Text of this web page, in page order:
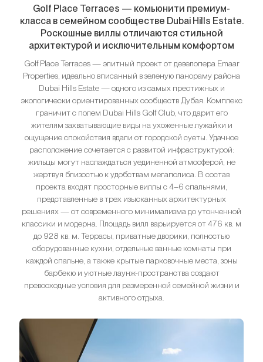
Golf Place Terraces — комьюнити премиум-
класса в семейном сообществе Dubai Hills Estate.
Роскошные виллы отличаются стильной
архитектурой и исключительным комфортом
Golf Place Terraces — элитный проект от девелопера Emaar
Properties, идеально вписанный в зеленую панораму района
Dubai Hills Estate — одного из самых престижных и
экологически ориентированных сообществ Дубая. Комплекс
граничит с полем Dubai Hills Golf Club, что дарит его
жителям захватывающие виды на ухоженные лужайки и
ощущение спокойствия вдали от городской суеты. Удачное
расположение сочетается с развитой инфраструктурой:
жильцы могут наслаждаться уединенной атмосферой, не
жертвуя близостью к удобствам мегаполиса. В состав
проекта входят просторные виллы с 4–6 спальнями,
представленные в трех изысканных архитектурных
решениях — от современного минимализма до утонченной
классики и модерна. Площадь вилл варьируется от 476 кв. м
до 928 кв. м. Террасы, приватные дворики, полностью
оборудованные кухни, отдельные ванные комнаты при
каждой спальне, а также крытые парковочные места, зоны
барбекю и уютные лаунж-пространства создают
превосходные условия для размеренной семейной жизни и
активного отдыха.